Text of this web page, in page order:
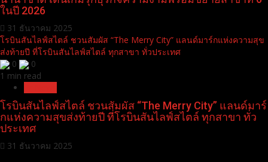
ในปี 2026
31 ธันวาคม 2025
โรบินสันไลฟ์สไตล์ ชวนสัมผัส “The Merry City” แลนด์มาร์กแห่งความสุข
ส่งท้ายปี ที่โรบินสันไลฟ์สไตล์ ทุกสาขา ทั่วประเทศ
0
0
1 min read
โรบินสันไลฟ์สไตล์ ชวนสัมผัส “The Merry City” แลนด์มาร์
กแห่งความสุขส่งท้ายปี ที่โรบินสันไลฟ์สไตล์ ทุกสาขา ทั่ว
ประเทศ
31 ธันวาคม 2025